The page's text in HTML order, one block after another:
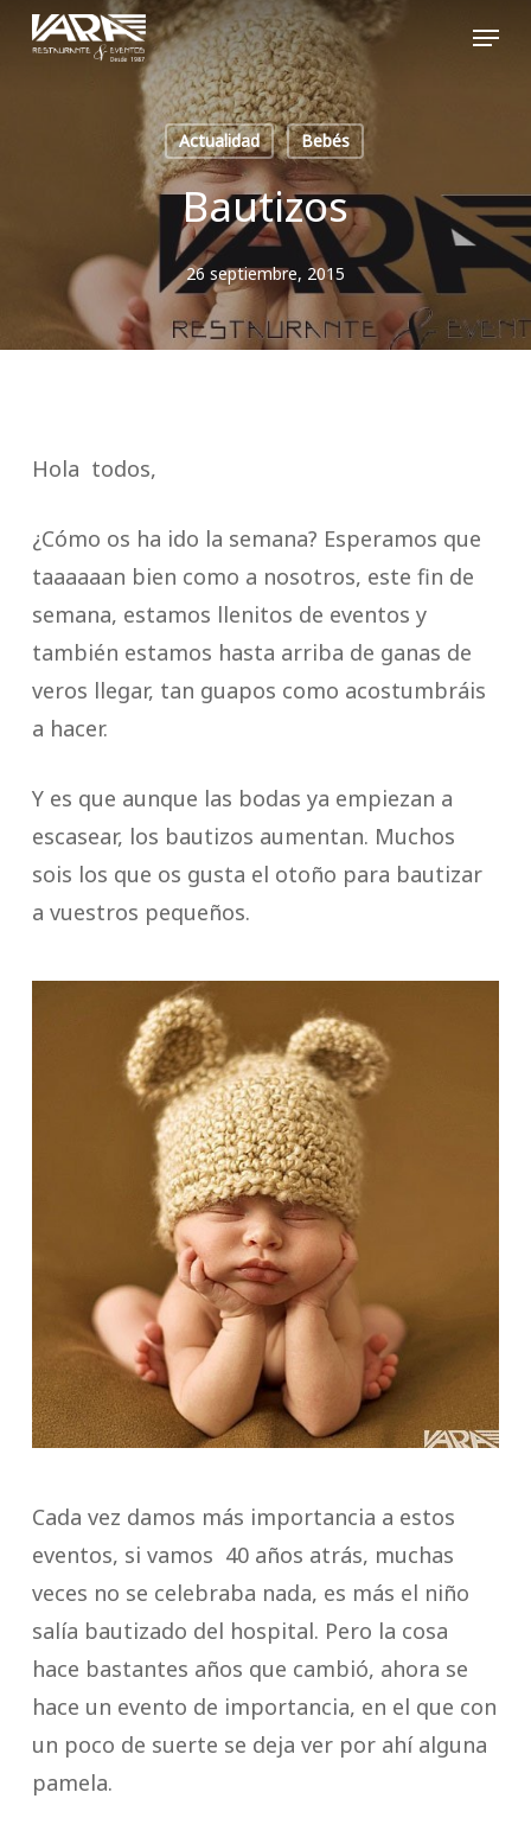
Skip
Menu
Actualidad Bebés
Bautizos
26 septiembre, 2015
Hola todos,
¿Cómo os ha ido la semana? Esperamos que
taaaaaan bien como a nosotros, este fin de
semana, estamos llenitos de eventos y
también estamos hasta arriba de ganas de
veros llegar, tan guapos como acostumbráis
a hacer.
Y es que aunque las bodas ya empiezan a
escasear, los bautizos aumentan. Muchos
sois los que os gusta el otoño para bautizar
a vuestros pequeños.
Cada vez damos más importancia a estos
eventos, si vamos 40 años atrás, muchas
veces no se celebraba nada, es más el niño
salía bautizado del hospital. Pero la cosa
hace bastantes años que cambió, ahora se
hace un evento de importancia, en el que con
un poco de suerte se deja ver por ahí alguna
pamela.